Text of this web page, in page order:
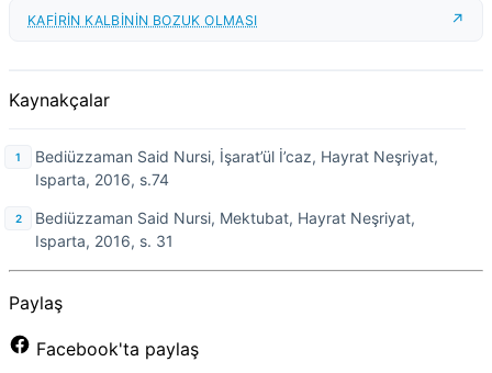
KAFİRİN KALBİNİN BOZUK OLMASI
Kaynakçalar
Bediüzzaman Said Nursi, İşarat’ül İ’caz, Hayrat Neşriyat,
Isparta, 2016, s.74
Bediüzzaman Said Nursi, Mektubat, Hayrat Neşriyat,
Isparta, 2016, s. 31
Paylaş
Facebook'ta paylaş